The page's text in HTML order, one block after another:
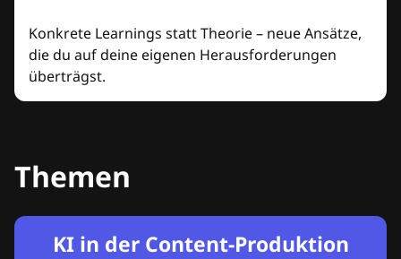
Konkrete Learnings statt Theorie – neue Ansätze,
die du auf deine eigenen Herausforderungen
überträgst.
Themen
KI in der Content-Produktion